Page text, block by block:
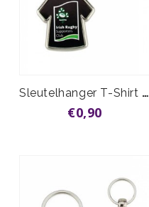
Sleutelhanger T-Shirt 2-zijdig vanaf
€0,90